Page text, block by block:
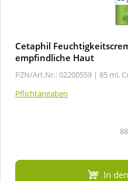
Cetaphil
empfindliche Haut
PZN/Art.Nr.: 02200559 | 85 ml,
Pflichtangaben
In